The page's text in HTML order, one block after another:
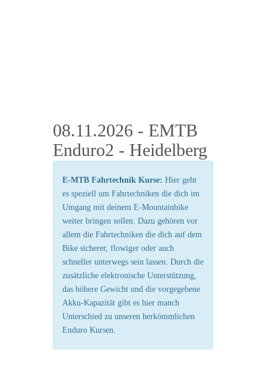
08.11.2026 - EMTB
Enduro2 - Heidelberg
E-MTB Fahrtechnik Kurse: Hier geht
es speziell um Fahrtechniken die dich im
Umgang mit deinem E-Mountainbike
weiter bringen sollen. Dazu gehören vor
allem die Fahrtechniken die dich auf dem
Bike sicherer, flowiger oder auch
schneller unterwegs sein lassen. Durch die
zusätzliche elektronische Unterstützung,
das höhere Gewicht und die vorgegebene
Akku-Kapazität gibt es hier manch
Unterschied zu unseren herkömmlichen
Enduro Kursen.